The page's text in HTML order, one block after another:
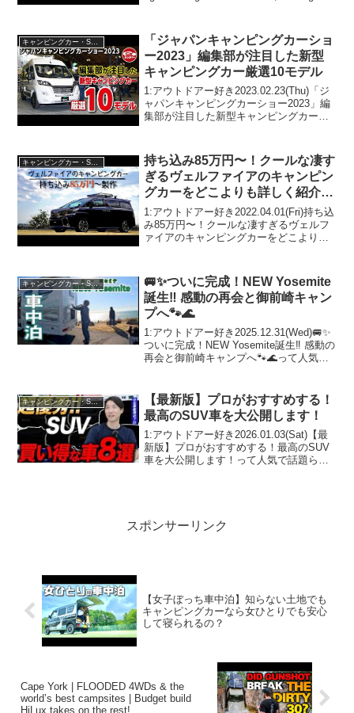
キャンピングカー・SUV人気車種
「ジャパンキャンピングカーショ
ー2023」編集部が注目した新型
キャンピングカー厳選10モデル
1:アウトドアー好き2023.02.23(Thu)「ジ
ャパンキャンピングカーショー2023」編
集部が注目した新型キャンピングカー厳
2023.02.23(Thu)この動画...
キャンピングカー・SUV人気車種
持ち込み85万円〜！クールな凄す
ぎるヴェルファイアのキャンピン
グカーをどこよりも詳しく紹介し
ます！【OuT+】
1:アウトドアー好き2022.04.01(Fri)持ち込
み85万円〜！クールな凄すぎるヴェルフ
ァイアのキャンピングカーをどこよりも
トドアー好き2022.04.01...
キャンピングカー・SUV人気車種
🚐✨ついに完成！NEW Yosemite
誕生‼ 感動の再会と御前崎キャン
プへ🐾🌊
1:アウトドアー好き2025.12.31(Wed)🚐✨
ついに完成！NEW Yosemite誕生‼ 感動の
再会と御前崎キャンプへ🐾🌊って人気で
注目です！...
キャンピングカー・SUV人気車種
【最新版】プロがおすすめする！
最高のSUV車を大公開します！
1:アウトドアー好き2026.01.03(Sat)【最
新版】プロがおすすめする！最高のSUV
車を大公開します！って人気で話題らし
スポンサーリンク
【女子ぼっち車中泊】知らない土地でも
キャンピングカーなら女ひとりでも安心
して寝られるの？
Cape York | FLOODED 4WDs & the
world’s best campsites | Budget build
HiLux takes on the rest!